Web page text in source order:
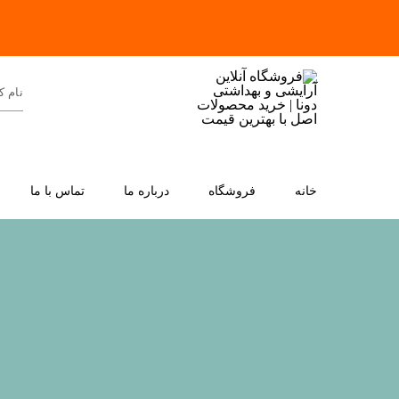
خانه فروشگاه درباره ما تماس با ما